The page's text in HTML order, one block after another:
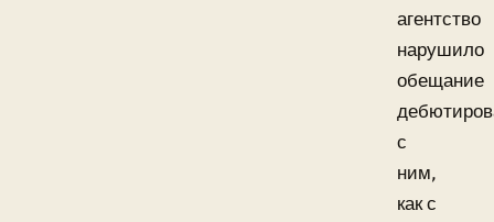
агентство
нарушило
обещание
с
ним,
как с